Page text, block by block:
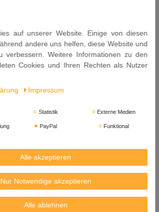
gegrilltes Gemüse kann mit KIKKOMAN Sauce
Kochvorgangs beträufelt oder am Garende
(Wasser,Sojabohnen,Weizen
Wein ( enthält Sulfite), Wasser,
Sulfite.
Kühlschrank aufbewahren.
bis: 06. 01. 2028
FOODS EUROPE B.V. Niederlande.
auf unserer Website. Einige von diesen
andere uns helfen, diese Website und
verbessern. Weitere Informationen zu den
Cookies und Ihren Rechten als Nutzer
Impressum
Statistik Externe Medien
PayPal Funktional
Alle akzeptieren
Nur Notwendige akzeptieren
Alle ablehnen